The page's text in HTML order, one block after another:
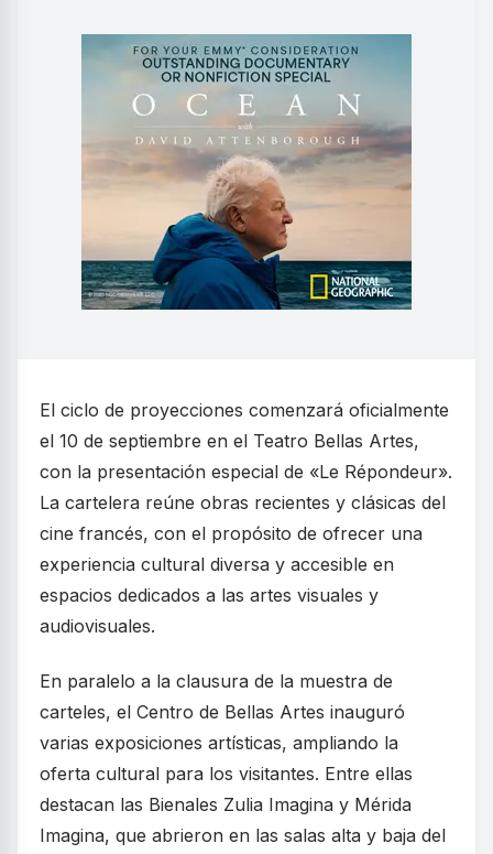
El ciclo de proyecciones comenzará oficialmente
el 10 de septiembre en el Teatro Bellas Artes,
con la presentación especial de «Le Répondeur».
La cartelera reúne obras recientes y clásicas del
cine francés, con el propósito de ofrecer una
experiencia cultural diversa y accesible en
espacios dedicados a las artes visuales y
audiovisuales.
En paralelo a la clausura de la muestra de
carteles, el Centro de Bellas Artes inauguró
varias exposiciones artísticas, ampliando la
oferta cultural para los visitantes. Entre ellas
destacan las Bienales Zulia Imagina y Mérida
Imagina, que abrieron en las salas alta y baja del